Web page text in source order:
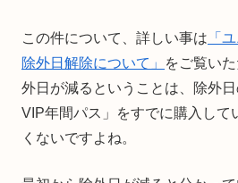
この件について、詳しい事は 「
除外日解除について」
をご覧い
外日が減るということは、除外
VIP年間パス」をすでに購入して
くないですよね。